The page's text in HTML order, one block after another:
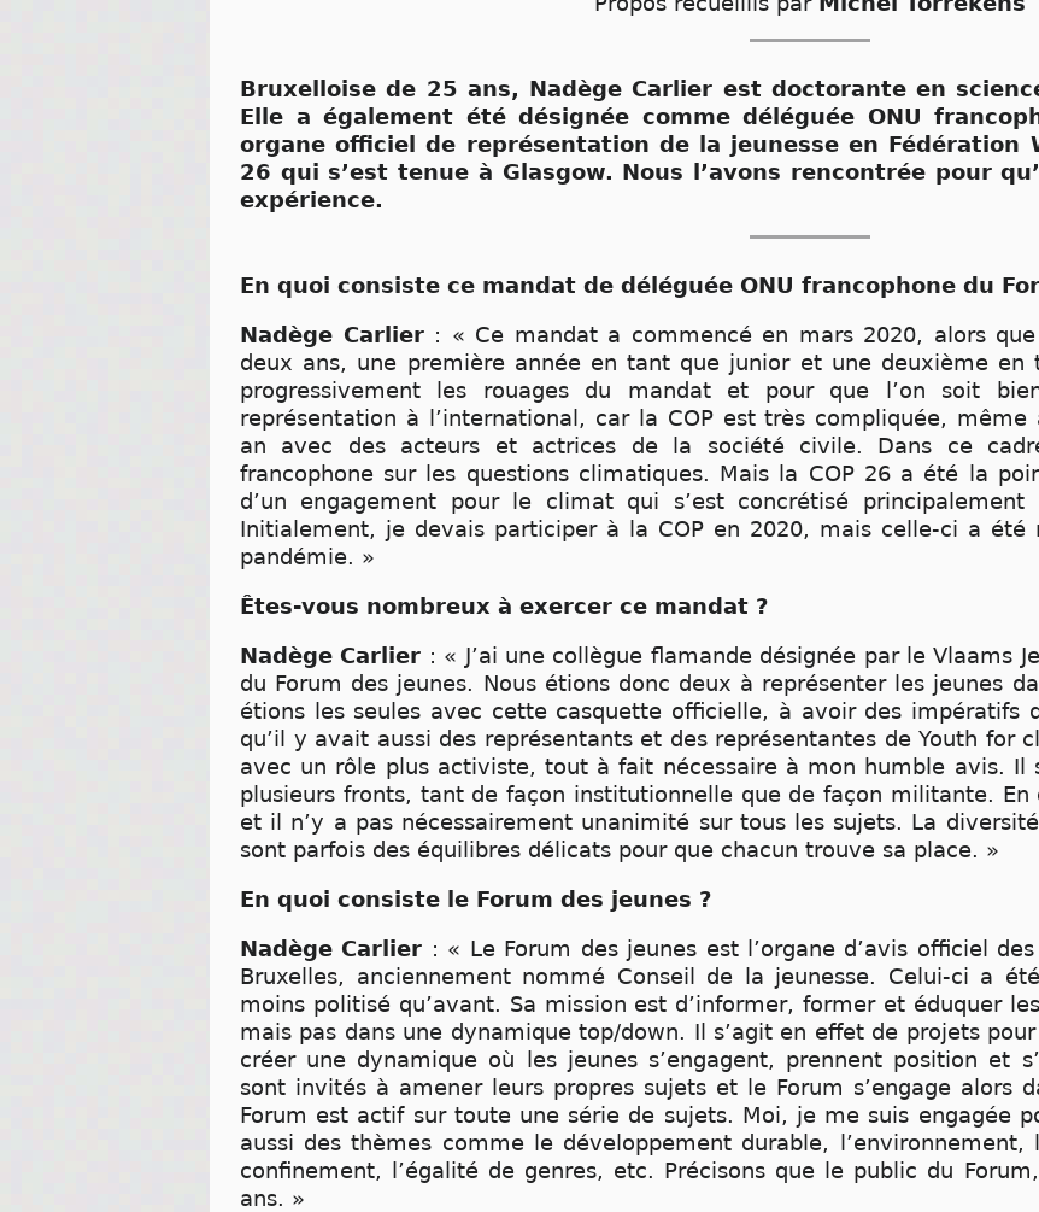
Bruxelloise de 25 ans, Nadège Carlier est doctorante en
Elle a également été désignée comme déléguée ONU
organe officiel de représentation de la jeunesse en Fédération
26 qui s’est tenue à Glasgow. Nous l’avons rencontrée pour
expérience.
En quoi consiste ce mandat de déléguée ONU francophone du
Nadège Carlier : « Ce mandat a commencé en mars 2020, alors
deux ans, une première année en tant que junior et une deuxième en
progressivement les rouages du mandat et pour que l’on soit
représentation à l’international, car la COP est très compliquée,
an avec des acteurs et actrices de la société civile. Dans ce
francophone sur les questions climatiques. Mais la COP 26 a été la
d’un engagement pour le climat qui s’est concrétisé
Initialement, je devais participer à la COP en 2020, mais celle-ci a été
pandémie. »
Êtes-vous nombreux à exercer ce mandat ?
Nadège Carlier : « J’ai une collègue flamande désignée par le Vlaams
du Forum des jeunes. Nous étions donc deux à représenter les jeunes
étions les seules avec cette casquette officielle, à avoir des impératifs
qu’il y avait aussi des représentants et des représentantes de Youth for
avec un rôle plus activiste, tout à fait nécessaire à mon humble avis. Il
plusieurs fronts, tant de façon institutionnelle que de façon militante. En
et il n’y a pas nécessairement unanimité sur tous les sujets. La
sont parfois des équilibres délicats pour que chacun trouve sa place. »
En quoi consiste le Forum des jeunes ?
Nadège Carlier : « Le Forum des jeunes est l’organe d’avis officiel
Bruxelles, anciennement nommé Conseil de la jeunesse. Celui-ci a
moins politisé qu’avant. Sa mission est d’informer, former et éduquer
mais pas dans une dynamique top/down. Il s’agit en effet de projets
créer une dynamique où les jeunes s’engagent, prennent position et
sont invités à amener leurs propres sujets et le Forum s’engage alors
Forum est actif sur toute une série de sujets. Moi, je me suis engagée
aussi des thèmes comme le développement durable,
confinement, l’égalité de genres, etc. Précisons que le public du
ans. »